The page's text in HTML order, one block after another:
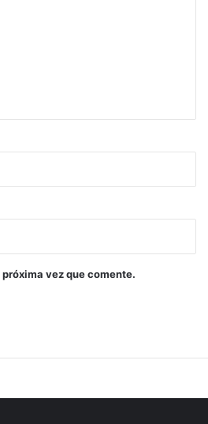
vez que comente.